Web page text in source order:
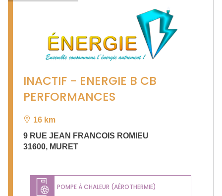
INACTIF - ENERGIE B CB
PERFORMANCES
16 km
9 RUE JEAN FRANCOIS ROMIEU
31600, MURET
POMPE À CHALEUR (AÉROTHERMIE)